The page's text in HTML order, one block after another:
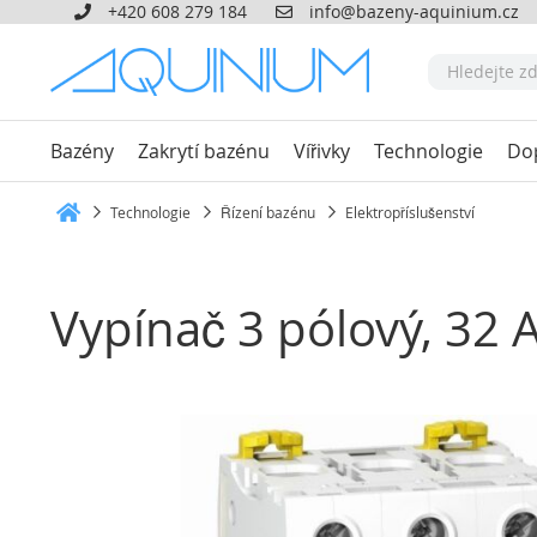
+420 608 279 184 info@bazeny-aquinium.cz
Bazény Zakrytí bazénu Vířivky Technologie
Technologie Řízení bazénu Elektropříslušenství
Vypínač 3 pólový, 32